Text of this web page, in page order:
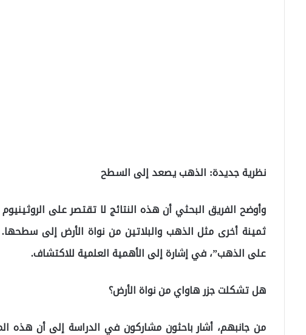
نظرية جديدة: الذهب يصعد إلى السطح
وأوضح الفريق البحثي أن هذه النتائج لا تقتصر على
ثمينة أخرى مثل الذهب والبلاتين من نواة الأرض إلى
على الذهب”، في إشارة إلى الأهمية العلمية للاكتشاف.
هل تشكلت جزر هاواي من نواة الأرض؟
من جانبهم، أشار باحثون مشاركون في الدراسة إلى أن هذه